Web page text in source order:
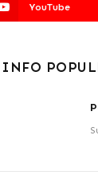
YouTube
INFO